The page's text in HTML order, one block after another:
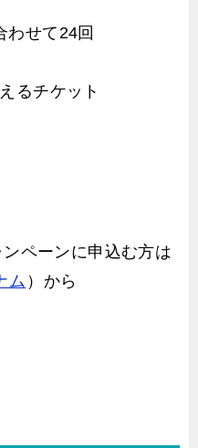
せて24回
るチケット
ペーンに申込む方は
ム ）から